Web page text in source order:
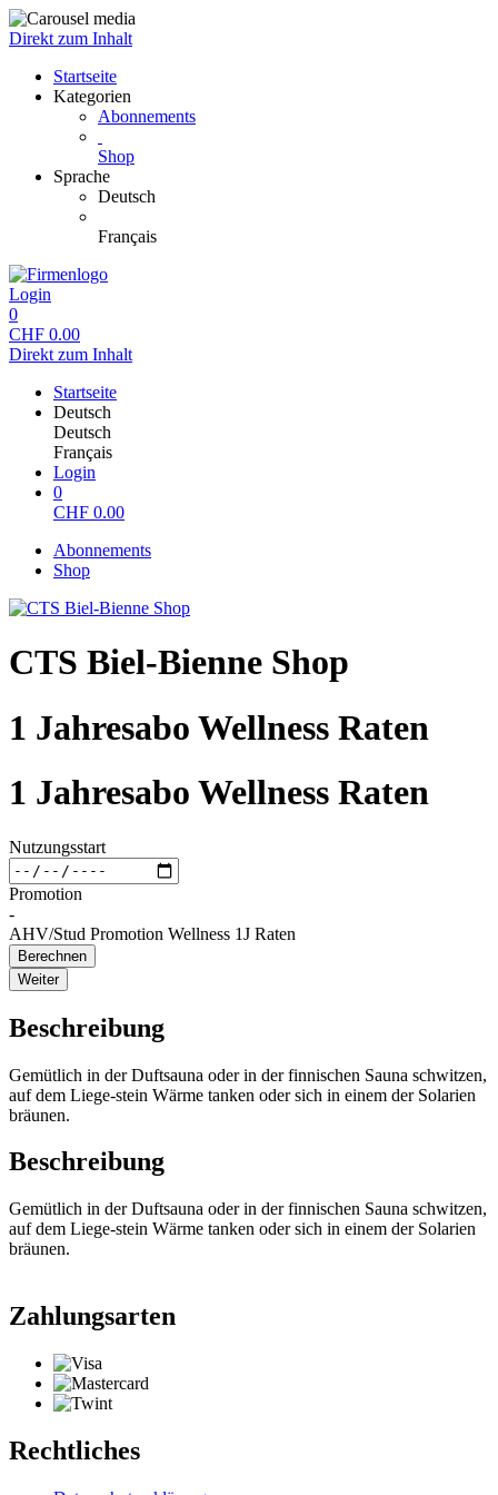
Direkt zum Inhalt
Startseite
Kategorien
Abonnements
Shop
Sprache
Deutsch
Français
Login
0
CHF 0.00
Direkt zum Inhalt
Startseite
Deutsch
Deutsch
Français
Login
0
CHF 0.00
Abonnements
Shop
CTS Biel-Bienne Shop
1 Jahresabo Wellness Raten
1 Jahresabo Wellness Raten
Nutzungsstart
Promotion
-
AHV/Stud Promotion Wellness 1J Raten
Berechnen
Weiter
Beschreibung
Gemütlich in der Duftsauna oder in der finnischen Sauna schwitzen,
auf dem Liege-stein Wärme tanken oder sich in einem der Solarien
bräunen.
Beschreibung
Gemütlich in der Duftsauna oder in der finnischen Sauna schwitzen,
auf dem Liege-stein Wärme tanken oder sich in einem der Solarien
bräunen.
Zahlungsarten
Rechtliches